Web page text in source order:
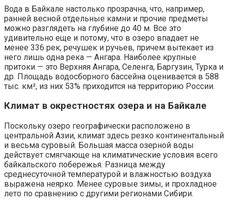
Вода в Байкале настолько прозрачна, что, например,
ранней весной отдельные камни и прочие предметы
можно разглядеть на глубине до 40 м. Все это
удивительно еще и потому, что в озеро впадает не
менее 336 рек, речушек и ручьев, причем вытекает из
него лишь одна река — Ангара. Наиболее крупные
притоки — это Верхняя Ангара, Селенга, Баргузин, Турка и
др. Площадь водосборного бассейна оценивается в 588
тыс. км², из них 53% приходится на территорию России.
Климат в окрестностях озера и на Байкале
Поскольку озеро географически расположено в
центральной Азии, климат здесь резко континентальный
и весьма суровый. Большая масса озерной воды
действует смягчающе на климатические условия всего
байкальского побережья. Разница между
среднесуточной температурой и влажностью воздуха
выражена неярко. Менее суровые зимы, и прохладное
лето по сравнению с другими регионами Сибири.